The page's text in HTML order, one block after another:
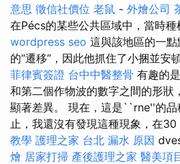
意思 徵信社價位 老鼠 - 外燴公司
在Pécs的某些公共區域中，當時種
wordpress seo 這與該地區的一
的“遷移”，因此他抓住了小捆並安
菲律賓簽證 台中中醫整骨 有趣的
和第二個作物波的數字之間的形狀
顯著差異。 現在，這是``rne''的品
止，我還沒有發現這種現象，在30
教學 護理之家 台北 漏水 原因
燴 居家打掃 產後護理之家 醫美項